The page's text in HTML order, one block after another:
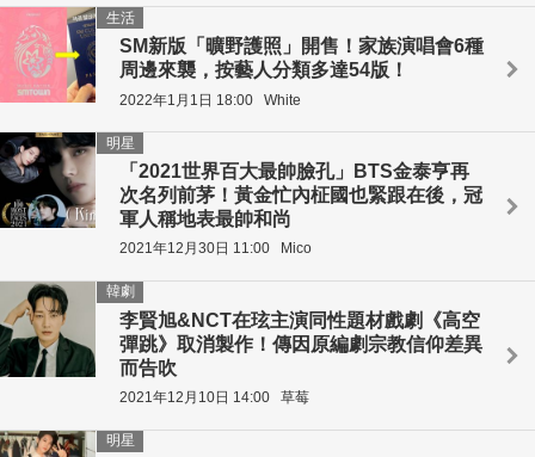
SM新版「曠野護照」開售！家族演唱會6種
周邊來襲，按藝人分類多達54版！
生活
2022年1月1日 18:00 White
「2021世界百大最帥臉孔」BTS金泰亨再
次名列前茅！黃金忙內柾國也緊跟在後，冠
軍人稱地表最帥和尚
明星
2021年12月30日 11:00 Mico
李賢旭&NCT在玹主演同性題材戲劇《高空
彈跳》取消製作！傳因原編劇宗教信仰差異
而告吹
韓劇
2021年12月10日 14:00 草莓
明星